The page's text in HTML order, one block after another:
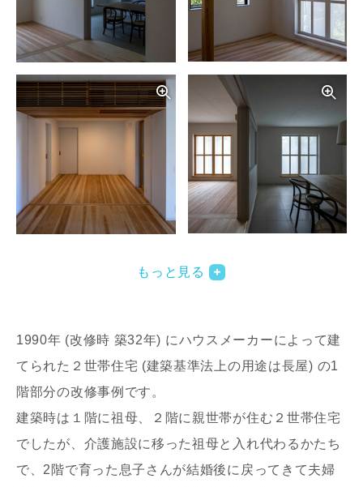
写真を拡大する
写真を拡大する
もっと見る
1990年 (改修時 築32年) にハウスメーカーによって建
てられた２世帯住宅 (建築基準法上の用途は長屋) の1
階部分の改修事例です。
建築時は１階に祖母、２階に親世帯が住む２世帯住宅
でしたが、介護施設に移った祖母と入れ代わるかたち
で、2階で育った息子さんが結婚後に戻ってきて夫婦